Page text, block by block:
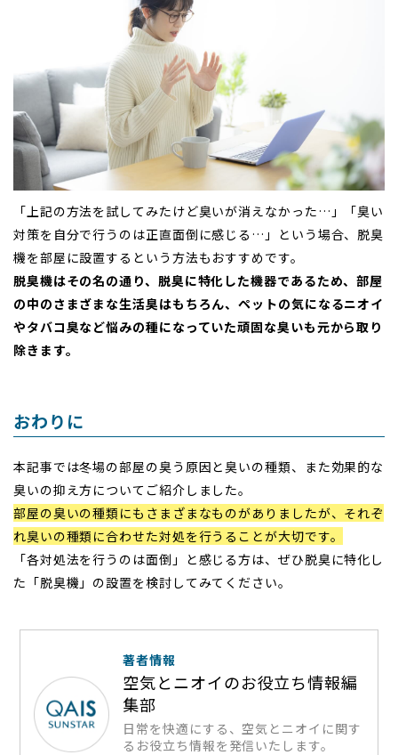
「上記の方法を試してみたけど臭いが消えなかった…」「臭い
対策を自分で行うのは正直面倒に感じる…」という場合、脱臭
機を部屋に設置するという方法もおすすめです。
脱臭機はその名の通り、脱臭に特化した機器であるため、部屋
の中のさまざまな生活臭はもちろん、ペットの気になるニオイ
やタバコ臭など悩みの種になっていた頑固な臭いも元から取り
除きます。
おわりに
本記事では冬場の部屋の臭う原因と臭いの種類、また効果的な
臭いの抑え方についてご紹介しました。
部屋の臭いの種類にもさまざまなものがありましたが、それぞ
れ臭いの種類に合わせた対処を行うることが大切です。
「各対処法を行うのは面倒」と感じる方は、ぜひ脱臭に特化し
た「脱臭機」の設置を検討してみてください。
著者情報
空気とニオイのお役立ち情報編
集部
日常を快適にする、空気とニオイに関す
るお役立ち情報を発信いたします。